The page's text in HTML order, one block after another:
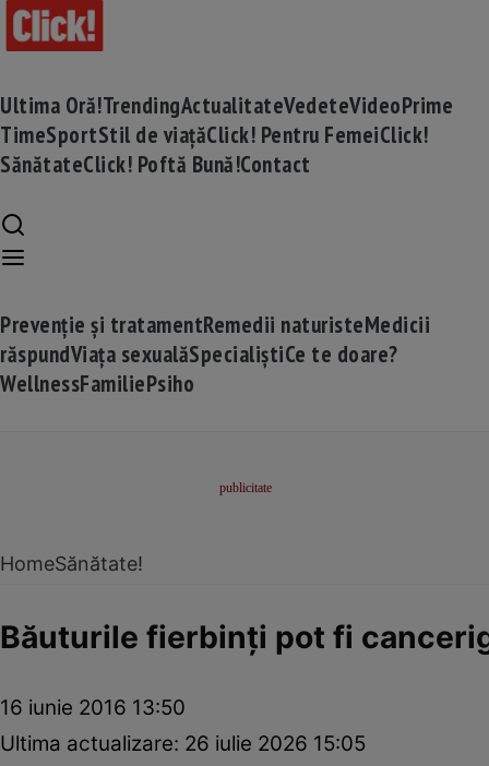
Ultima Oră!TrendingActualitateVedeteVideoPrime
TimeSportStil de viațăClick! Pentru FemeiClick!
SănătateClick! Poftă Bună!Contact
Prevenție și tratamentRemedii naturisteMedicii
răspundViața sexualăSpecialiștiCe te doare?
WellnessFamiliePsiho
HomeSănătate!
Băuturile fierbinţi pot fi
16 iunie 2016 13:50
Ultima actualizare: 26 iulie 2026 15:05